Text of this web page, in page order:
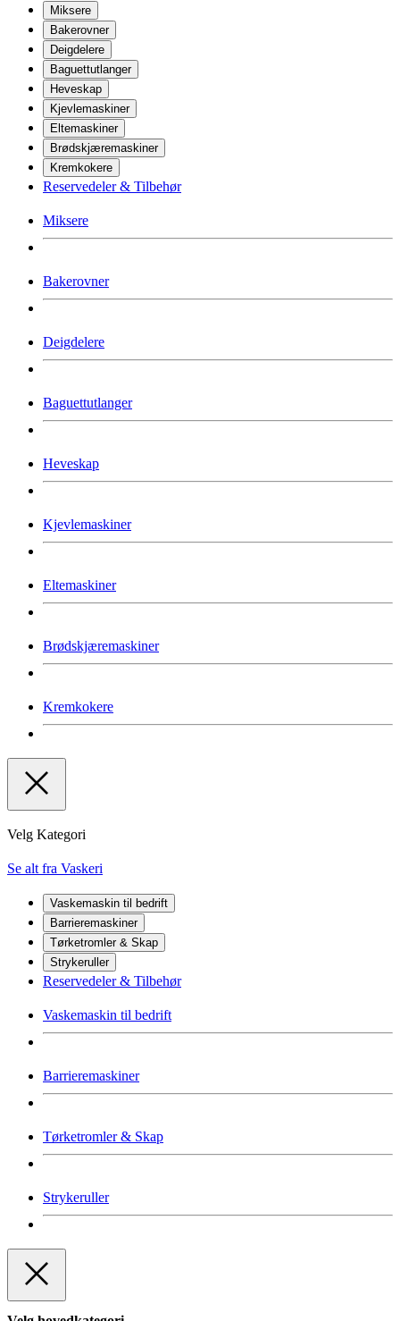
Miksere
Bakerovner
Deigdelere
Baguettutlanger
Heveskap
Kjevlemaskiner
Eltemaskiner
Brødskjæremaskiner
Kremkokere
Reservedeler & Tilbehør
Miksere
Bakerovner
Deigdelere
Baguettutlanger
Heveskap
Kjevlemaskiner
Eltemaskiner
Brødskjæremaskiner
Kremkokere
Velg Kategori
Se alt fra Vaskeri
Vaskemaskin til bedrift
Barrieremaskiner
Tørketromler & Skap
Strykeruller
Reservedeler & Tilbehør
Vaskemaskin til bedrift
Barrieremaskiner
Tørketromler & Skap
Strykeruller